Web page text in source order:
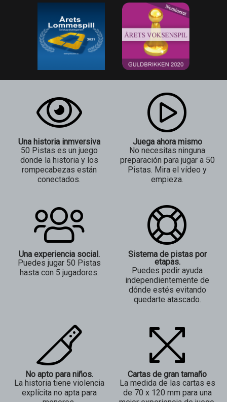
Una historia inmversiva
50 Pistas es un juego
donde la historia y los
rompecabezas están
conectados.
Juega ahora mismo
No necesitas ninguna
preparación para jugar a 50
Pistas. Mira el vídeo y
empieza.
Una experiencia social.
Puedes jugar 50 Pistas
hasta con 5 jugadores.
Sistema de pistas por
etapas.
Puedes pedir ayuda
independientemente de
dónde estés evitando
quedarte atascado.
No apto para niños.
La historia tiene violencia
explícita no apta para
Cartas de gran tamaño
La medida de las cartas es
de 70 x 120 mm para una